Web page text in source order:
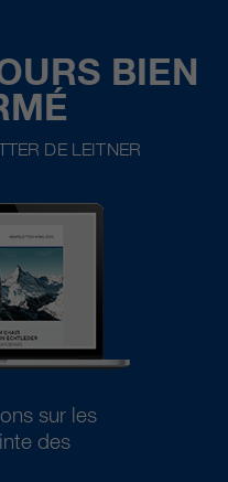
BIEN
DE LEITNER
sur les
des